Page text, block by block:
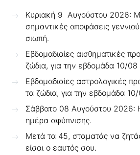
Κυριακή 9 Αυγούστου 2026:
σημαντικές αποφάσεις
σιωπή.
Εβδομαδιαίες αισθηματικές
ζώδια, για την εβδομάδα 10/
Εβδομαδιαίες αστρολογικές
τα ζώδια, για την εβδομάδα
Σάββατο 08 Αυγούστου 2026:
ημέρα αφύπνισης.
Μετά τα 45, σταματάς να
είσαι ο εαυτός σου.